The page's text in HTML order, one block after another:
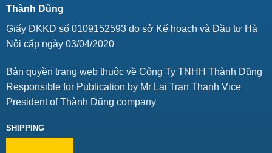
Thành Dũng
Giấy ĐKKD số 0109152593 do sở Kế hoạch và Đầu tư Hà
Nội cấp ngày 03/04/2020
Bản quyền trang web thuộc về Công Ty TNHH Thành Dũng
Responsible for Publication by Mr Lai Tran Thanh Vice
President of Thành Dũng company
SHIPPING